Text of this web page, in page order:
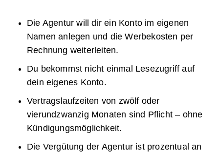
Die Agentur will dir ein Konto im eigenen
Namen anlegen und die Werbekosten per
Rechnung weiterleiten.
Du bekommst nicht einmal Lesezugriff auf
dein eigenes Konto.
Vertragslaufzeiten von zwölf oder
vierundzwanzig Monaten sind Pflicht – ohne
Kündigungsmöglichkeit.
Die Vergütung der Agentur ist prozentual an